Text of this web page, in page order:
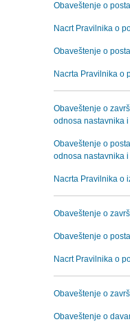
Obaveštenje o
Nacrt Pravilnika o
Obaveštenje o
Nacrta Pravilnika o
Obaveštenje o
odnosa nastavnika
Obaveštenje o
odnosa nastavnika
Nacrta Pravilnika o
Obaveštenje o
Obaveštenje o
Nacrt Pravilnika o
Obaveštenje o
Obaveštenje o